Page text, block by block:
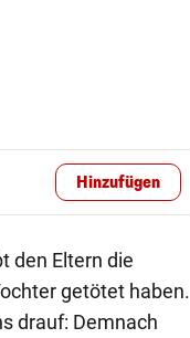
Hinzufügen
den Eltern die
getötet haben.
drauf: Demnach